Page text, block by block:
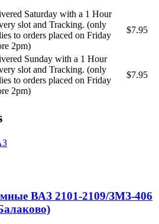
Saturday with a 1 Hour
slot and Tracking. (only
to orders placed on Friday
2pm)
$7.95
Sunday with a 1 Hour
slot and Tracking. (only
to orders placed on Friday
2pm)
$7.95
ВАЗ 2101-2109/ЗМЗ-406